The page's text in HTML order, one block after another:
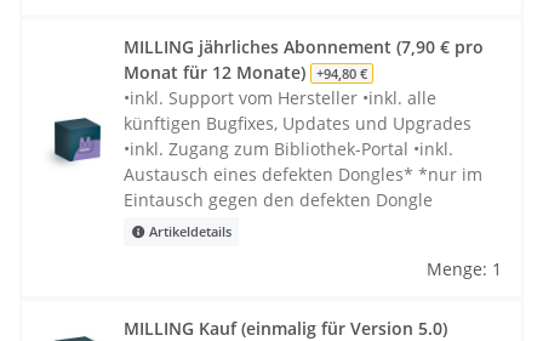
MILLING jährliches Abonnement (7,90 € pro
Monat für 12 Monate)
+94,80 €
•inkl. Support vom Hersteller •inkl. alle
künftigen Bugfixes, Updates und Upgrades
•inkl. Zugang zum Bibliothek-Portal •inkl.
Austausch eines defekten Dongles* *nur im
Eintausch gegen den defekten Dongle
Artikeldetails
Menge: 1
MILLING Kauf (einmalig für Version 5.0)